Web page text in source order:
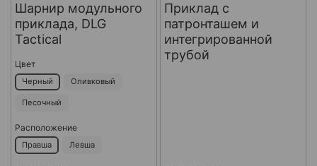
Шарнир модульного
приклада, DLG
Tactical
Цвет
Черный Оливковый
Песочный
Расположение
Правша Левша
Приклад с
патронташем и
интегрированной
трубой